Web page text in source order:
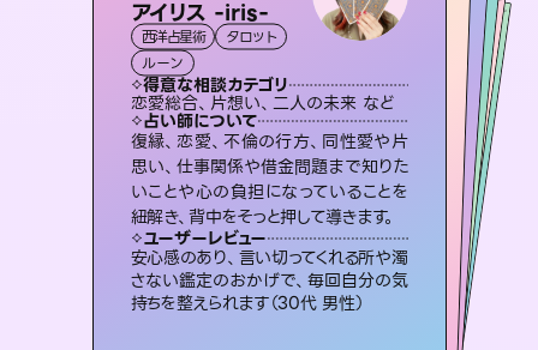
アイリス -iris-
西洋占星術
タロット
ルーン
得意な相談カテゴリ
恋愛総合、片想い、二人の未来 など
占い師について
復縁、恋愛、不倫の行方、同性愛や片
思い、仕事関係や借金問題まで知りた
いことや心の負担になっていることを
紐解き、背中をそっと押して導きます。
ユーザーレビュー
安心感のあり、言い切ってくれる所や濁
さない鑑定のおかげで、毎回自分の気
持ちを整えられます（30代 男性）
おう 霊感オラクル
霊視・オーラ
オラクルカード
得意な相談カテゴリ
恋愛総合、あの人の気持ち など
占い師について
霊視×オラクルカードを使って「今」と
「未来」そして「気になるあの人の気持
ち」まで丁寧に読み解き、恋や人生のヒ
ントを優しく引き出します。
ユーザーレビュー
不安な気持ちが嘘みたいに晴れまし
た…！よく視えていらっしゃるんだなと
感じました（40代 女性）
未来視師＊花
霊視・オーラ
スピリチュアル・リーディング
得意な相談カテゴリ
出逢い、片想い、復縁 など
占い師について
未来には何パターンもの選択肢があり
ます。不安で視えにくくなっているあな
たの素敵な未来を見つけ、その未来を
選択できるようアドバイスします。
ユーザーレビュー
職場の人の性質や人間関係、本心など
本当によく視えていてびっくり。対策が
打てて前向きになれます（40代）
彗望（ すいぼう
霊視・オーラ
スピリチュアル・リーディング
得意な相談カテゴリ
片想い、あの人の気持ち、復縁 など
占い師について
3,700年以上の歴史を持つ東洋最古の占術「易占」で詳細まで占い、幸せへ向かう道筋を示します。厳しい結果にも具体的な対策をお伝えします。
ユーザーレビュー
複雑な背景もしっかり聞いて鑑定して
いただけました。気持ちが楽になりまし
た（50代 女性）
桃源珠羽
スピリチュアル・リーディング
得意な相談カテゴリ
片想い、あの人の気持ち、復縁 など
占い師について
恋愛のお悩みの中でも特に「曖昧な関
係」の相談を得意としており、友達以上
恋人未満なお相手との今後や本音を丁
寧に読み解き恋愛成就へと導きます。
ユーザーレビュー
鑑定していただいてアドバイス通りに行
動すると仲が復活してきました。ありが
とうございました（40代 女性）
セラピスト理恵
霊視・オーラ タロット
スピリチュアル・リーディング
得意な相談カテゴリ
片想い、二人の未来、年の差 など
占い師について
連絡再開、復縁、成就などの報告実績
多数。セラピストとして2万超の施術経
験があるからこそできる鑑定で、より良
い未来をサポートします。
ユーザーレビュー
とても心温まる鑑定でした。しかもこち
らは何も言っていないのに視えていらっ
しゃるんだなと驚きです（30代女性）